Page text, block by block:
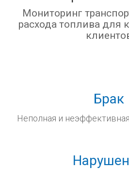
Мониторинг
расхода топлива для
Брак
Неполная и неэффективная